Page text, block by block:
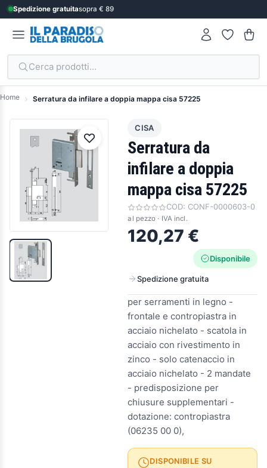
Spedizione gratuitasopra € 89
Cerca prodotti...
Home Serratura da infilare a doppia mappa cisa 57225
CISA
Serratura da
infilare a doppia
mappa cisa 57225
COD: CONF-0000603-0
al pezzo · IVA incl.
120,27 €
Disponibile
Spedizione gratuita
per serramenti in legno -
frontale e contropiastra in
acciaio nichelato - scatola in
acciaio con rivestimento in
zinco - solo catenaccio in
acciaio nichelato - 2 mandate
- predisposizione per
chiusure supplementari -
dotazione: contropiastra
(06235 00 0),
DISPONIBILE SU